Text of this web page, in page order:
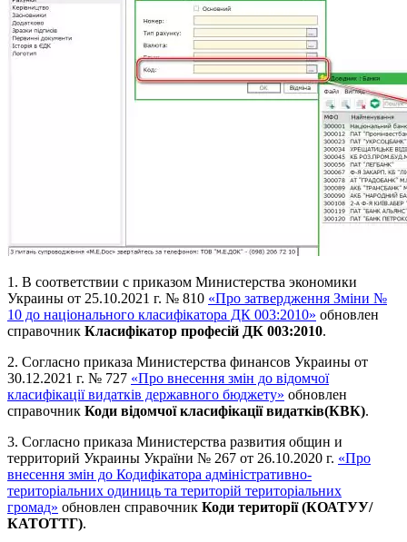
1. В соответствии с приказом Министерства экономики
Украины от 25.10.2021 г. № 810 «Про затвердження Зміни №
10 до національного класифікатора ДК 003:2010» обновлен
справочник Класифікатор професій ДК 003:2010.
2. Согласно приказа Министерства финансов Украины от
30.12.2021 г. № 727 «Про внесення змін до відомчої
класифікації видатків державного бюджету» обновлен
справочник Коди відомчої класифікації видатків(КВК).
3. Согласно приказа Министерства развития общин и
территорий Украины України № 267 от 26.10.2020 г. «Про
внесення змін до Кодифікатора адміністративно-
територіальних одиниць та територій територіальних
громад» обновлен справочник Коди території (КОАТУУ/
КАТОТТГ).